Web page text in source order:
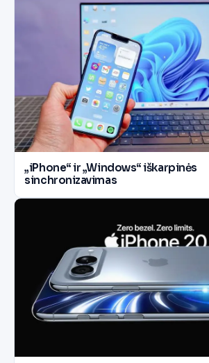
„iPhone“ ir „Windows“ iškarpinės
sinchronizavimas